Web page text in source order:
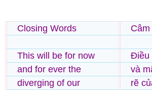
Closing Words
This will be for now
and for ever the
diverging of our
Câm
Điều
và
rẽ